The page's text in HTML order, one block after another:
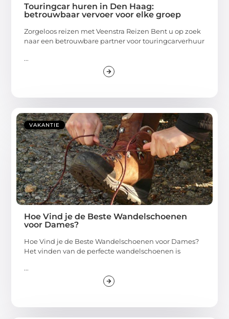
Touringcar huren in Den Haag:
betrouwbaar vervoer voor elke groep
Zorgeloos reizen met Veenstra Reizen Bent u op zoek
naar een betrouwbare partner voor touringcarverhuur
...
VAKANTIE
Hoe Vind je de Beste Wandelschoenen
voor Dames?
Hoe Vind je de Beste Wandelschoenen voor Dames?
Het vinden van de perfecte wandelschoenen is
...